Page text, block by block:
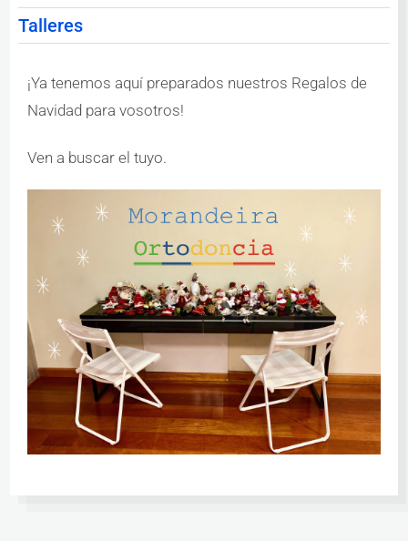
Talleres
¡Ya tenemos aquí preparados nuestros Regalos de
Navidad para vosotros!
Ven a buscar el tuyo.